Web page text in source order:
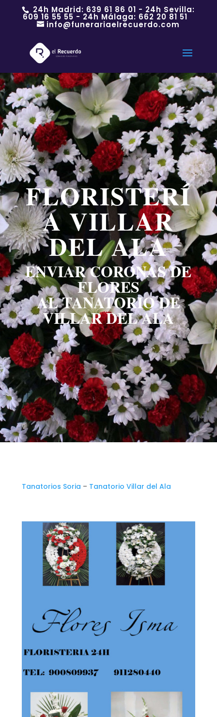
24h Madrid: 639 61 86 01 - 24h Sevilla:
609 16 55 55 - 24h Málaga: 662 20 81 51
info@funerariaelrecuerdo.com
FLORISTERÍ
A VILLAR
DEL ALA
ENVIAR CORONAS DE
FLORES
AL TANATORIO DE
VILLAR DEL ALA
Tanatorios Soria – Tanatorio Villar del Ala